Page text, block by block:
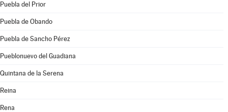
Puebla del Prior
Puebla de Obando
Puebla de Sancho Pérez
Pueblonuevo del Guadiana
Quintana de la Serena
Reina
Rena